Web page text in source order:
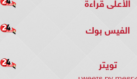
الفيس بوك
تويتر